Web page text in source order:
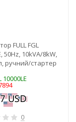
FULL FGL
50Hz, 10kVA/8kW,
ручний/стартер
10000LE
0